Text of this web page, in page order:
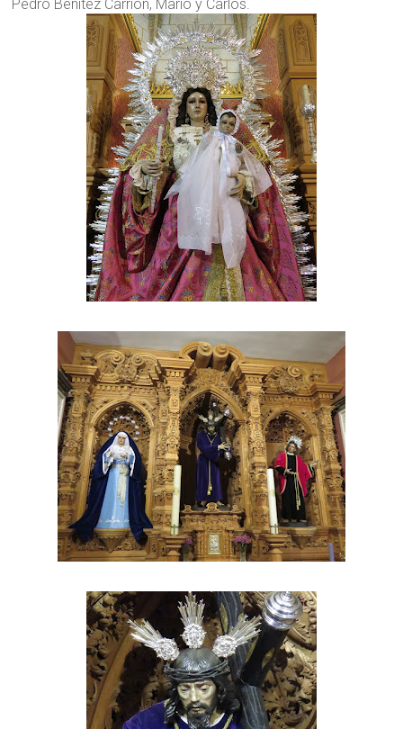
Pedro Benítez Carrión, Mario y Carlos.